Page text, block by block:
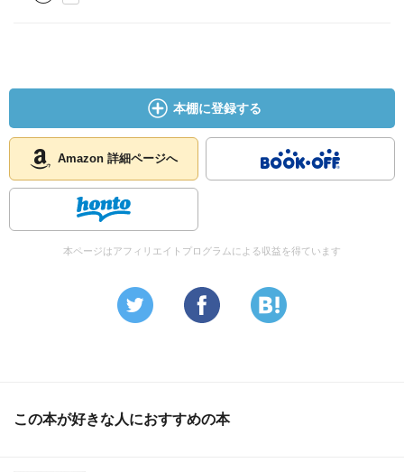
本棚に登録する
Amazon 詳細ページへ
本ページはアフィリエイトプログラムによる収益を得ています
この本が好きな人におすすめの本